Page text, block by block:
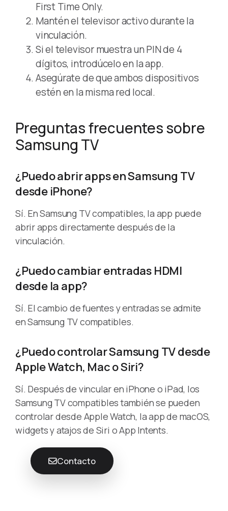
First Time Only.
Mantén el televisor activo durante la
vinculación.
Si el televisor muestra un PIN de 4
dígitos, introdúcelo en la app.
Asegúrate de que ambos dispositivos
estén en la misma red local.
Preguntas frecuentes sobre
Samsung TV
¿Puedo abrir apps en Samsung TV
desde iPhone?
Sí. En Samsung TV compatibles, la app puede
abrir apps directamente después de la
vinculación.
¿Puedo cambiar entradas HDMI
desde la app?
Sí. El cambio de fuentes y entradas se admite
en Samsung TV compatibles.
¿Puedo controlar Samsung TV desde
Apple Watch, Mac o Siri?
Sí. Después de vincular en iPhone o iPad, los
Samsung TV compatibles también se pueden
controlar desde Apple Watch, la app de macOS,
widgets y atajos de Siri o App Intents.
Contacto